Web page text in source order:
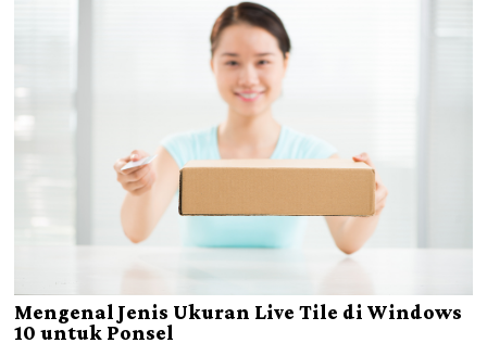
Mengenal Jenis Ukuran Live Tile di Windows
10 untuk Ponsel